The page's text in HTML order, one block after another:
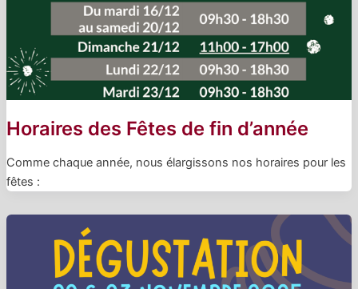
Horaires des Fêtes de fin d’année
Comme chaque année, nous élargissons nos horaires pour les
fêtes :